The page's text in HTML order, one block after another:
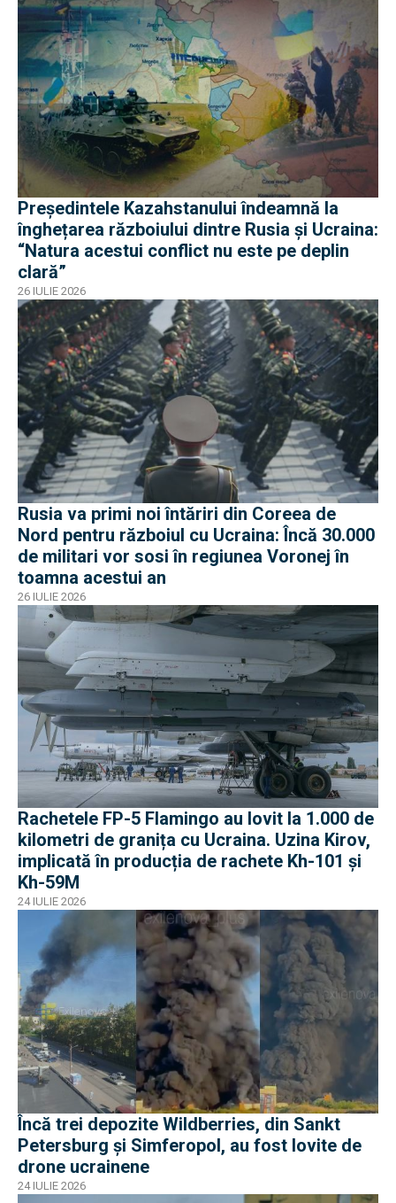
Președintele Kazahstanului îndeamnă la
înghețarea războiului dintre Rusia și Ucraina:
“Natura acestui conflict nu este pe deplin
clară”
26 IULIE 2026
Rusia va primi noi întăriri din Coreea de
Nord pentru războiul cu Ucraina: Încă 30.000
de militari vor sosi în regiunea Voronej în
toamna acestui an
26 IULIE 2026
Rachetele FP-5 Flamingo au lovit la 1.000 de
kilometri de granița cu Ucraina. Uzina Kirov,
implicată în producția de rachete Kh-101 și
Kh-59M
24 IULIE 2026
Încă trei depozite Wildberries, din Sankt
Petersburg și Simferopol, au fost lovite de
drone ucrainene
24 IULIE 2026